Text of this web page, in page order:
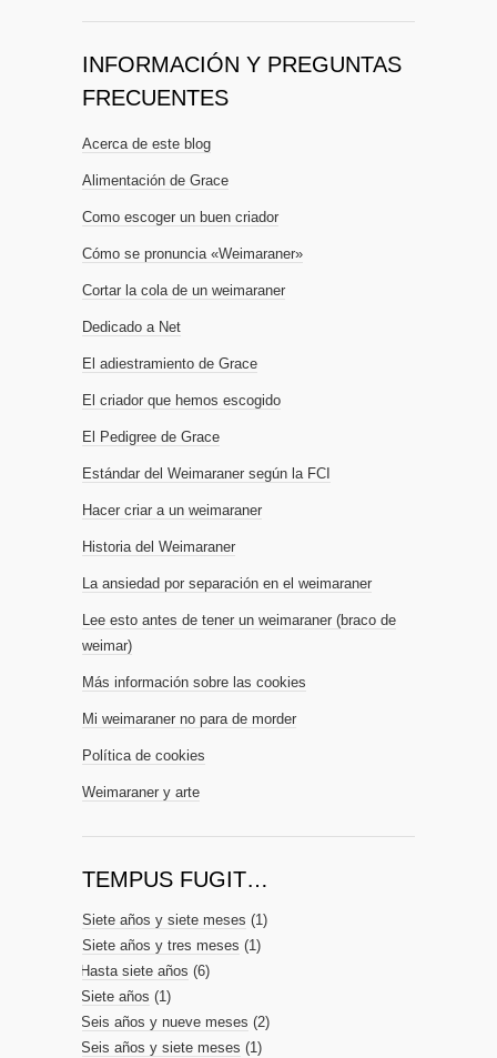
INFORMACIÓN Y PREGUNTAS
FRECUENTES
Acerca de este blog
Alimentación de Grace
Como escoger un buen criador
Cómo se pronuncia «Weimaraner»
Cortar la cola de un weimaraner
Dedicado a Net
El adiestramiento de Grace
El criador que hemos escogido
El Pedigree de Grace
Estándar del Weimaraner según la FCI
Hacer criar a un weimaraner
Historia del Weimaraner
La ansiedad por separación en el weimaraner
Lee esto antes de tener un weimaraner (braco de
weimar)
Más información sobre las cookies
Mi weimaraner no para de morder
Política de cookies
Weimaraner y arte
TEMPUS FUGIT…
Siete años y siete meses (1)
Siete años y tres meses (1)
Hasta siete años (6)
Siete años (1)
Seis años y nueve meses (2)
Seis años y siete meses (1)